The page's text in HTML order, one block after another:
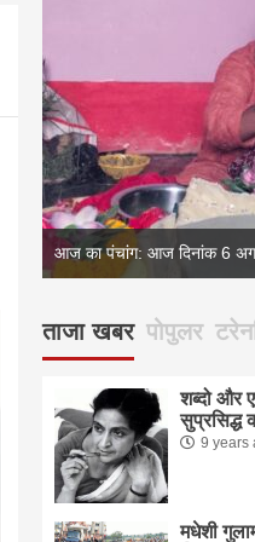
आज का पंचांग: आज दिनांक 6
ताजा खबर पोपुलर
शब्दो और
सुप्रसिद्ध
9 years
मधेशी